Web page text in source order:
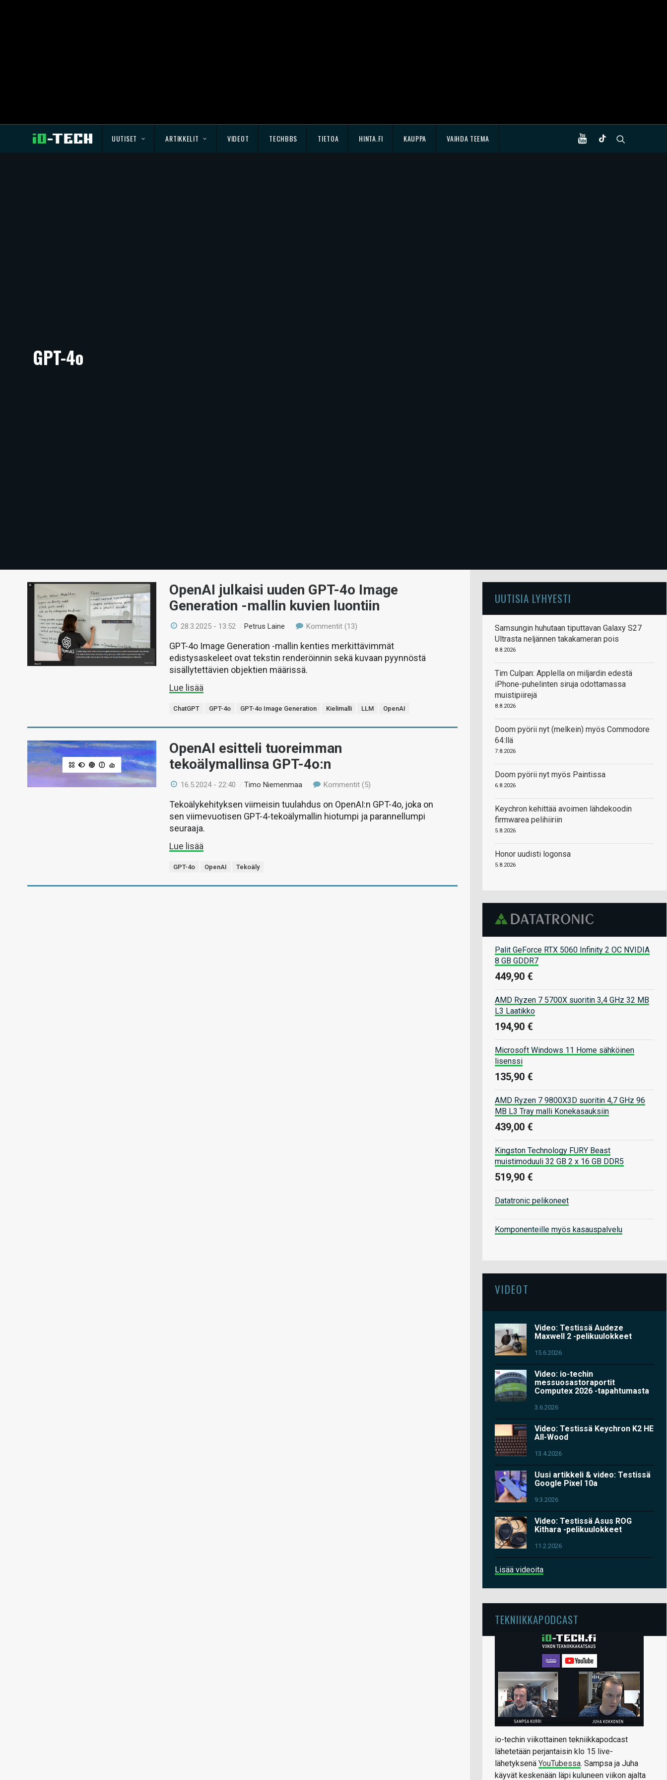
UUTISET ARTIKKELIT VIDEOT TECHBBS TIETOA HINTA.FI KAUPPA VAIHDA TEEMA
GPT-4o
OpenAI julkaisi uuden GPT-4o Image
Generation -mallin kuvien luontiin
28.3.2025 - 13:52 /Petrus Laine Kommentit (13)
GPT-4o Image Generation -mallin kenties merkittävimmät
edistysaskeleet ovat tekstin renderöinnin sekä kuvaan pyynnöstä
sisällytettävien objektien määrissä.
Lue lisää
ChatGPT GPT-4o GPT-4o Image Generation Kielimalli LLM OpenAI
OpenAI esitteli tuoreimman
tekoälymallinsa GPT-4o:n
16.5.2024 - 22:40 /Timo Niemenmaa Kommentit (5)
Tekoälykehityksen viimeisin tuulahdus on OpenAI:n GPT-4o, joka on
sen viimevuotisen GPT-4-tekoälymallin hiotumpi ja parannellumpi
seuraaja.
Lue lisää
GPT-4o OpenAI Tekoäly
UUTISIA LYHYESTI
Samsungin huhutaan tiputtavan Galaxy S27
Ultrasta neljännen takakameran pois
8.8.2026
Tim Culpan: Applella on miljardin edestä
iPhone-puhelinten siruja odottamassa
muistipiirejä
8.8.2026
Doom pyörii nyt (melkein) myös Commodore
64:llä
7.8.2026
Doom pyörii nyt myös Paintissa
6.8.2026
Keychron kehittää avoimen lähdekoodin
firmwarea pelihiiriin
5.8.2026
Honor uudisti logonsa
5.8.2026
Palit GeForce RTX 5060 Infinity 2 OC NVIDIA
8 GB GDDR7
449,90 €
AMD Ryzen 7 5700X suoritin 3,4 GHz 32 MB
L3 Laatikko
194,90 €
Microsoft Windows 11 Home sähköinen
lisenssi
135,90 €
AMD Ryzen 7 9800X3D suoritin 4,7 GHz 96
MB L3 Tray malli Konekasauksiin
439,00 €
Kingston Technology FURY Beast
muistimoduuli 32 GB 2 x 16 GB DDR5
519,90 €
Datatronic pelikoneet
Komponenteille myös kasauspalvelu
VIDEOT
Video: Testissä Audeze
Maxwell 2 -pelikuulokkeet
15.6.2026
Video: io-techin
messuosastoraportit
Computex 2026 -tapahtumasta
3.6.2026
Video: Testissä Keychron K2 HE
All-Wood
13.4.2026
Uusi artikkeli & video: Testissä
Google Pixel 10a
9.3.2026
Video: Testissä Asus ROG
Kithara -pelikuulokkeet
11.2.2026
Lisää videoita
TEKNIIKKAPODCAST
io-techin viikottainen tekniikkapodcast
lähetetään perjantaisin klo 15 live-
lähetyksenä YouTubessa. Sampsa ja Juha
käyvät keskenään läpi kuluneen viikon ajalta